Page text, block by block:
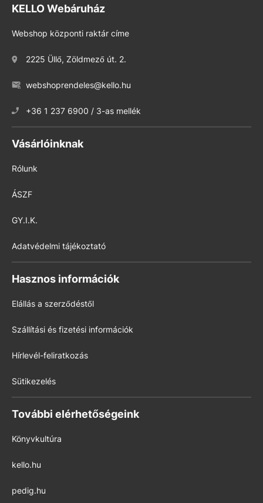
KELLO Webáruház
Webshop központi raktár címe
2225 Üllő, Zöldmező út. 2.
webshoprendeles@kello.hu
+36 1 237 6900 / 3-as mellék
Vásárlóinknak
Rólunk
ÁSZF
GY.I.K.
Adatvédelmi tájékoztató
Hasznos információk
Elállás a szerződéstől
Szállítási és fizetési információk
Hírlevél-feliratkozás
Sütikezelés
További elérhetőségeink
Könyvkultúra
kello.hu
pedig.hu